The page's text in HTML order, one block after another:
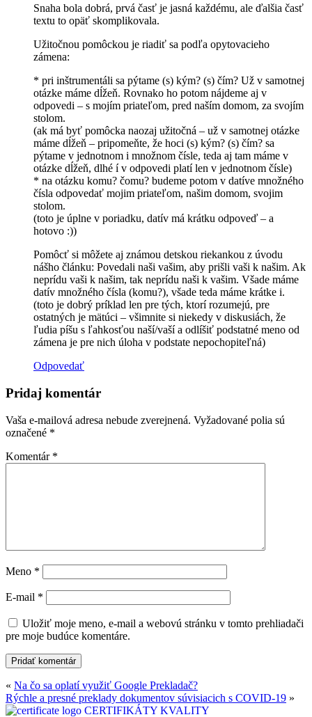
Snaha bola dobrá, prvá časť je jasná každému, ale ďalšia časť
textu to opäť skomplikovala.
Užitočnou pomôckou je riadiť sa podľa opytovacieho
zámena:
* pri inštrumentáli sa pýtame (s) kým? (s) čím? Už v samotnej
otázke máme dĺžeň. Rovnako ho potom nájdeme aj v
odpovedi – s mojím priateľom, pred naším domom, za svojím
stolom.
(ak má byť pomôcka naozaj užitočná – už v samotnej otázke
máme dĺžeň – pripomeňte, že hoci (s) kým? (s) čím? sa
pýtame v jednotnom i množnom čísle, teda aj tam máme v
otázke dĺžeň, dlhé í v odpovedi platí len v jednotnom čísle)
* na otázku komu? čomu? budeme potom v datíve množného
čísla odpovedať mojim priateľom, našim domom, svojim
stolom.
(toto je úplne v poriadku, datív má krátku odpoveď – a
hotovo :))
Pomôcť si môžete aj známou detskou riekankou z úvodu
nášho článku: Povedali naši vašim, aby prišli vaši k našim. Ak
neprídu vaši k našim, tak neprídu naši k vašim. Všade máme
datív množného čísla (komu?), všade teda máme krátke i.
(toto je dobrý príklad len pre tých, ktorí rozumejú, pre
ostatných je mätúci – všimnite si niekedy v diskusiách, že
ľudia píšu s ľahkosťou naší/vaší a odlíšiť podstatné meno od
zámena je pre nich úloha v podstate nepochopiteľná)
Odpovedať
Pridaj komentár
Vaša e-mailová adresa nebude zverejnená. Vyžadované polia sú
označené *
Komentár *
Meno *
E-mail *
Uložiť moje meno, e-mail a webovú stránku v tomto prehliadači
pre moje budúce komentáre.
« Na čo sa oplatí využiť Google Prekladač?
Rýchle a presné preklady dokumentov súvisiacich s COVID-19 »
CERTIFIKÁTY KVALITY